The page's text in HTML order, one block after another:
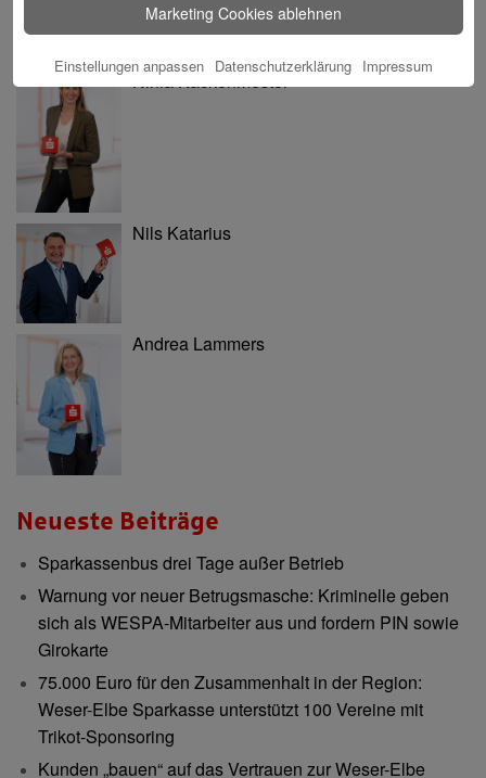
Ninia Käckenmester
Nils Katarius
Andrea Lammers
Neueste Beiträge
Sparkassenbus drei Tage außer Betrieb
Warnung vor neuer Betrugsmasche: Kriminelle geben
sich als WESPA-Mitarbeiter aus und fordern PIN sowie
Girokarte
75.000 Euro für den Zusammenhalt in der Region:
Weser-Elbe Sparkasse unterstützt 100 Vereine mit
Trikot-Sponsoring
Kunden „bauen“ auf das Vertrauen zur Weser-Elbe
Marketing Cookies ablehnen
Einstellungen anpassen Datenschutzerklärung Impressum